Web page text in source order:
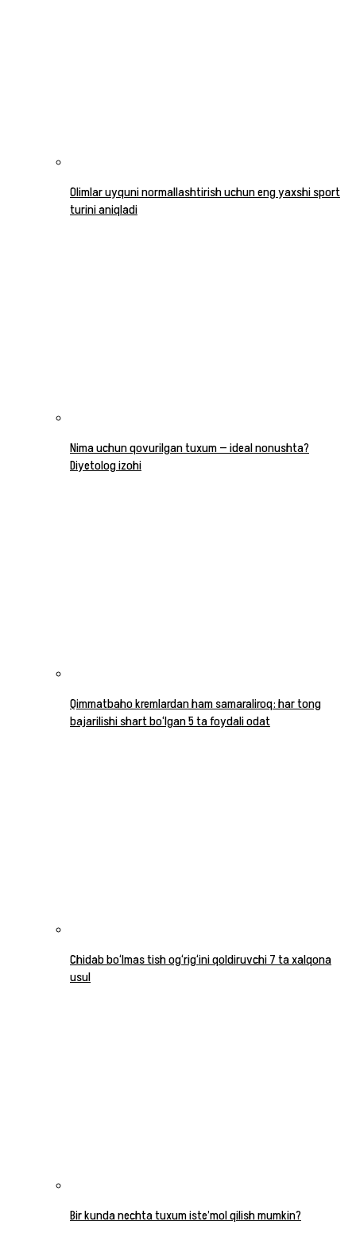
Olimlar uyquni normallashtirish uchun eng yaxshi sport
turini aniqladi
Nima uchun qovurilgan tuxum — ideal nonushta?
Diyetolog izohi
Qimmatbaho kremlardan ham samaraliroq: har tong
bajarilishi shart bo‘lgan 5 ta foydali odat
Chidab bo‘lmas tish og‘rig‘ini qoldiruvchi 7 ta xalqona
usul
Bir kunda nechta tuxum iste’mol qilish mumkin?